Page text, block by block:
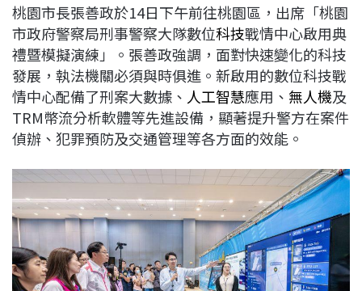
b
o
o
k
a
d
s
e
d
I
n
L
i
n
k
桃園市長張善政於14日下午前往桃園區，出席「桃園
市政府警察局刑事警察大隊數位科技戰情中心啟用典
禮暨模擬演練」。張善政強調，面對快速變化的科技
發展，執法機關必須與時俱進。新啟用的數位科技戰
情中心配備了刑案大數據、 人工智慧應用、 無人機及
TRM幣流分析軟體等先進設備，顯著提升警方在案件
偵辦、犯罪預防及交通管理等各方面的效能。